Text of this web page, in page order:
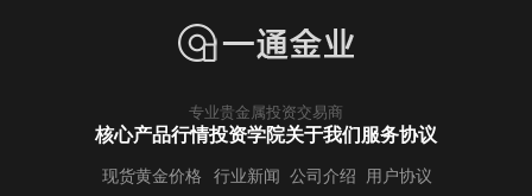
专业贵金属投资交易商
核心产品行情
现货黄金价格
投资学院
行业新闻
关于我们
公司介绍
服务协议
用户协议